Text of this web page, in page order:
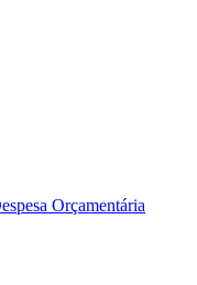
Orçamentária